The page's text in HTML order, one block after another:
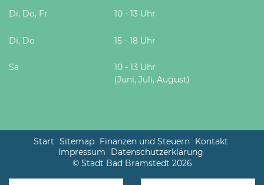
Di, Do, Fr 10 - 13 Uhr
Di, Do 15 - 18 Uhr
Sa
10 - 13 Uhr
(Juni, Juli, August)
Start Sitemap Finanzen und Steuern Kontakt
Impressum
Datenschutzerklärung
© Stadt Bad Bramstedt 2026